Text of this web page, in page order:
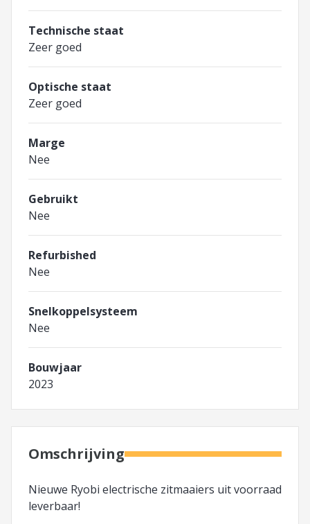
Technische staat
Zeer goed
Optische staat
Zeer goed
Marge
Nee
Gebruikt
Nee
Refurbished
Nee
Snelkoppelsysteem
Nee
Bouwjaar
2023
Omschrijving
Nieuwe Ryobi electrische zitmaaiers uit voorraad
leverbaar!